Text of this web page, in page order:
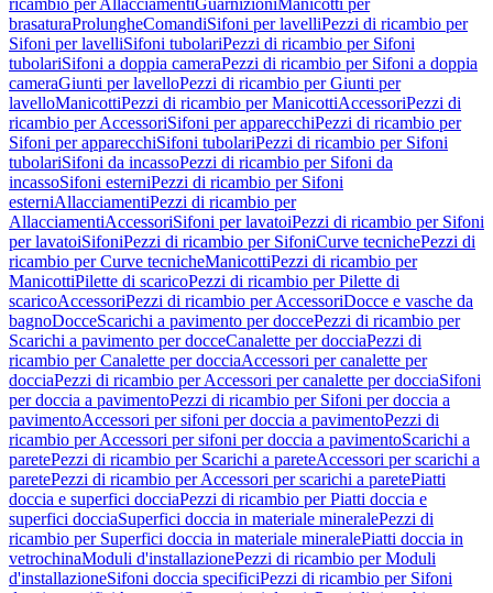
ricambio per AllacciamentiGuarnizioniManicotti per
brasaturaProlungheComandiSifoni per lavelliPezzi di ricambio per
Sifoni per lavelliSifoni tubolariPezzi di ricambio per Sifoni
tubolariSifoni a doppia cameraPezzi di ricambio per Sifoni a doppia
cameraGiunti per lavelloPezzi di ricambio per Giunti per
lavelloManicottiPezzi di ricambio per ManicottiAccessoriPezzi di
ricambio per AccessoriSifoni per apparecchiPezzi di ricambio per
Sifoni per apparecchiSifoni tubolariPezzi di ricambio per Sifoni
tubolariSifoni da incassoPezzi di ricambio per Sifoni da
incassoSifoni esterniPezzi di ricambio per Sifoni
esterniAllacciamentiPezzi di ricambio per
AllacciamentiAccessoriSifoni per lavatoiPezzi di ricambio per Sifoni
per lavatoiSifoniPezzi di ricambio per SifoniCurve tecnichePezzi di
ricambio per Curve tecnicheManicottiPezzi di ricambio per
ManicottiPilette di scaricoPezzi di ricambio per Pilette di
scaricoAccessoriPezzi di ricambio per AccessoriDocce e vasche da
bagnoDocceScarichi a pavimento per doccePezzi di ricambio per
Scarichi a pavimento per docceCanalette per docciaPezzi di
ricambio per Canalette per docciaAccessori per canalette per
docciaPezzi di ricambio per Accessori per canalette per docciaSifoni
per doccia a pavimentoPezzi di ricambio per Sifoni per doccia a
pavimentoAccessori per sifoni per doccia a pavimentoPezzi di
ricambio per Accessori per sifoni per doccia a pavimentoScarichi a
paretePezzi di ricambio per Scarichi a pareteAccessori per scarichi a
paretePezzi di ricambio per Accessori per scarichi a paretePiatti
doccia e superfici docciaPezzi di ricambio per Piatti doccia e
superfici docciaSuperfici doccia in materiale mineralePezzi di
ricambio per Superfici doccia in materiale mineralePiatti doccia in
vetrochinaModuli d'installazionePezzi di ricambio per Moduli
d'installazioneSifoni doccia specificiPezzi di ricambio per Sifoni